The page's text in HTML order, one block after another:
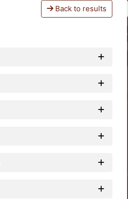
Back to results